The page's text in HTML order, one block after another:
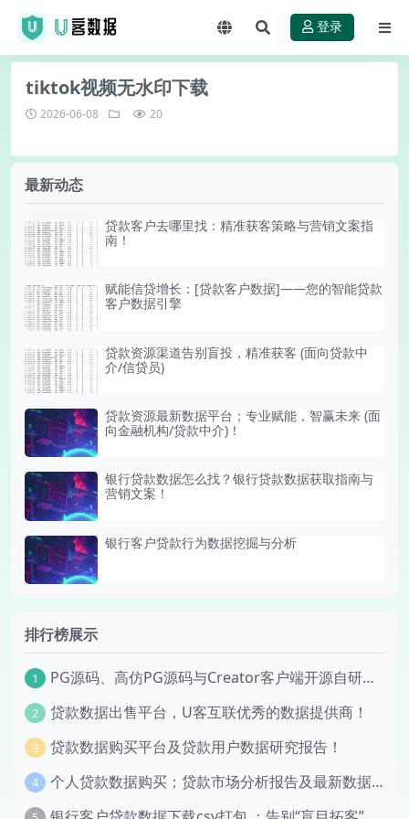
登录
tiktok视频无水印下载
2026-06-08 20
最新动态
贷款客户去哪里找：精准获客策略与营销文案指
南！
赋能信贷增长：[贷款客户数据]——您的智能贷款
客户数据引擎
贷款资源渠道告别盲投，精准获客 (面向贷款中
介/信贷员)
贷款资源最新数据平台；专业赋能，智赢未来 (面
向金融机构/贷款中介)！
银行贷款数据怎么找？银行贷款数据获取指南与
营销文案！
银行客户贷款行为数据挖掘与分析
排行榜展示
1 PG源码、高仿PG源码与Creator客户端开源自研版深度技术分析
2 贷款数据出售平台，U客互联优秀的数据提供商！
3 贷款数据购买平台及贷款用户数据研究报告！
4 个人贷款数据购买；贷款市场分析报告及最新数据出售zip！